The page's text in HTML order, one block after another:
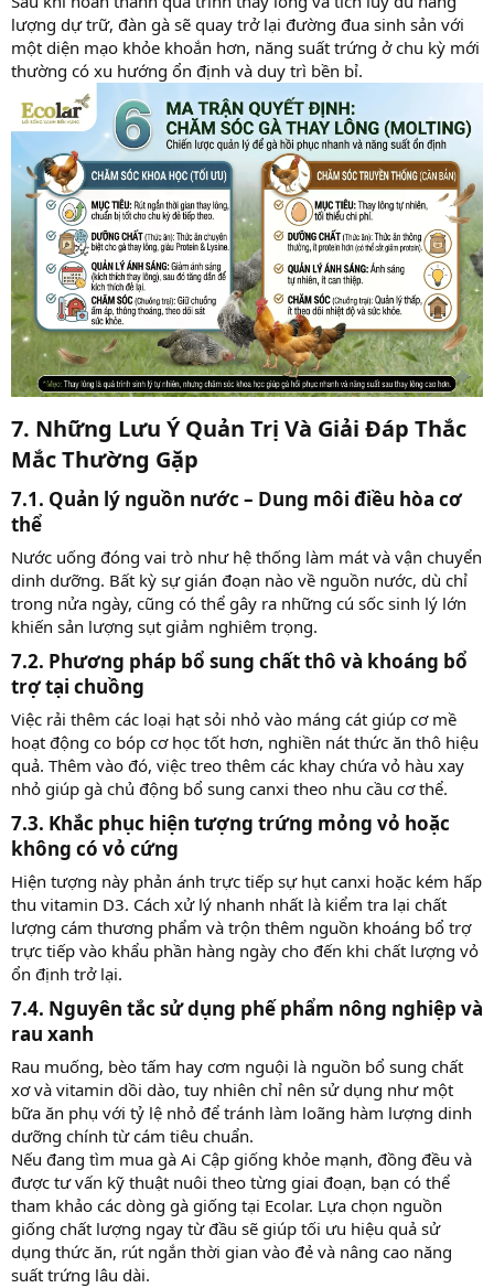
lượng dự trữ, đàn gà sẽ quay trở lại đường đua sinh sản với
một diện mạo khỏe khoắn hơn, năng suất trứng ở chu kỳ mới
thường có xu hướng ổn định và duy trì bền bỉ.
7. Những Lưu Ý Quản Trị Và Giải Đáp Thắc
Mắc Thường Gặp​
7.1. Quản lý nguồn nước – Dung môi điều hòa cơ
thể​
Nước uống đóng vai trò như hệ thống làm mát và vận chuyển
dinh dưỡng. Bất kỳ sự gián đoạn nào về nguồn nước, dù chỉ
trong nửa ngày, cũng có thể gây ra những cú sốc sinh lý lớn
khiến sản lượng sụt giảm nghiêm trọng.
7.2. Phương pháp bổ sung chất thô và khoáng bổ
trợ tại chuồng​
Việc rải thêm các loại hạt sỏi nhỏ vào máng cát giúp cơ mề
hoạt động co bóp cơ học tốt hơn, nghiền nát thức ăn thô hiệu
quả. Thêm vào đó, việc treo thêm các khay chứa vỏ hàu xay
nhỏ giúp gà chủ động bổ sung canxi theo nhu cầu cơ thể.
7.3. Khắc phục hiện tượng trứng mỏng vỏ hoặc
không có vỏ cứng​
Hiện tượng này phản ánh trực tiếp sự hụt canxi hoặc kém hấp
thu vitamin D3. Cách xử lý nhanh nhất là kiểm tra lại chất
lượng cám thương phẩm và trộn thêm nguồn khoáng bổ trợ
trực tiếp vào khẩu phần hàng ngày cho đến khi chất lượng vỏ
ổn định trở lại.
7.4. Nguyên tắc sử dụng phế phẩm nông nghiệp và
rau xanh​
Rau muống, bèo tấm hay cơm nguội là nguồn bổ sung chất
xơ và vitamin dồi dào, tuy nhiên chỉ nên sử dụng như một
bữa ăn phụ với tỷ lệ nhỏ để tránh làm loãng hàm lượng dinh
dưỡng chính từ cám tiêu chuẩn.
Nếu đang tìm mua gà Ai Cập giống khỏe mạnh, đồng đều và
được tư vấn kỹ thuật nuôi theo từng giai đoạn, bạn có thể
tham khảo các dòng gà giống tại Ecolar. Lựa chọn nguồn
giống chất lượng ngay từ đầu sẽ giúp tối ưu hiệu quả sử
dụng thức ăn, rút ngắn thời gian vào đẻ và nâng cao năng
suất trứng lâu dài.